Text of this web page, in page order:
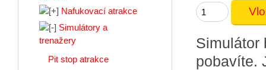
Simulátor
pobavíte.
Nafukovací atrakce
Simulátory a
trenažery
Pit stop atrakce